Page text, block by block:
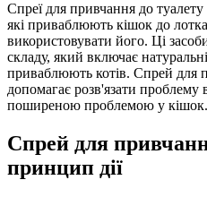
Спреї для привчання до
які приваблюють кішок до
використовувати його. Ці
складу, який включає
приваблюють котів. Спрей для
допомагає розв'язати проблему
поширеною проблемою у кішок.
Спрей для
принцип дії